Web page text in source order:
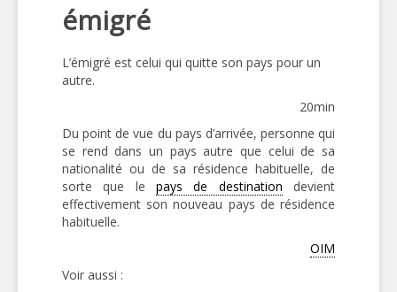
émigré
L’émigré est celui qui quitte son pays pour un
autre.
20min
Du point de vue du pays d’arrivée, personne qui
se rend dans un pays autre que celui de sa
nationalité ou de sa résidence habituelle, de
sorte que le pays de destination devient
effectivement son nouveau pays de résidence
habituelle.
OIM
Voir aussi :